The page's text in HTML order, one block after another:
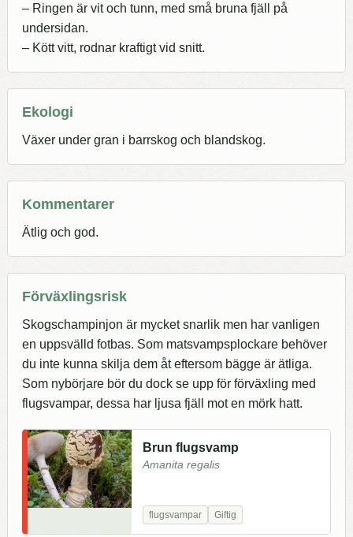
– Ringen är vit och tunn, med små bruna fjäll på
undersidan.
– Kött vitt, rodnar kraftigt vid snitt.
Ekologi
Växer under gran i barrskog och blandskog.
Kommentarer
Ätlig och god.
Förväxlingsrisk
Skogschampinjon är mycket snarlik men har vanligen
en uppsvälld fotbas. Som matsvampsplockare behöver
du inte kunna skilja dem åt eftersom bägge är ätliga.
Som nybörjare bör du dock se upp för förväxling med
flugsvampar, dessa har ljusa fjäll mot en mörk hatt.
Brun flugsvamp
Amanita regalis
flugsvampar Giftig